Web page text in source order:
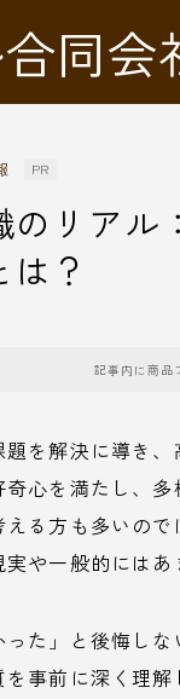
同会
PR
のリア
？
記事内に商品
を解決に導き
心を満たし、
る方も多いの
や一般的には
った」と後悔し
事前に深く理